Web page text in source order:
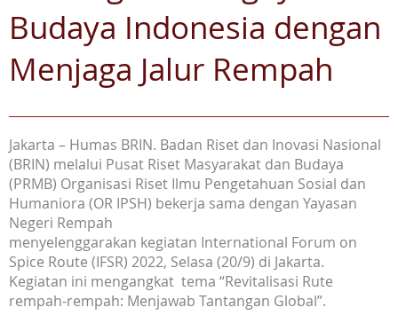
Budaya Indonesia dengan
Menjaga Jalur Rempah
Jakarta – Humas BRIN. Badan Riset dan Inovasi Nasional
(BRIN) melalui Pusat Riset Masyarakat dan Budaya
(PRMB) Organisasi Riset Ilmu Pengetahuan Sosial dan
Humaniora (OR IPSH) bekerja sama dengan Yayasan
Negeri Rempah
menyelenggarakan kegiatan International Forum on
Spice Route (IFSR) 2022, Selasa (20/9) di Jakarta.
Kegiatan ini mengangkat tema “Revitalisasi Rute
rempah-rempah: Menjawab Tantangan Global”.